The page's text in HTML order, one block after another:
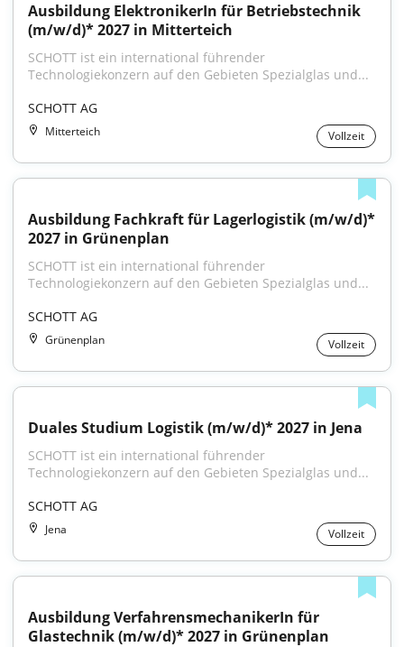
Ausbildung ElektronikerIn für Betriebstechnik
(m/w/d)* 2027 in Mitterteich
SCHOTT ist ein international führender
Technologiekonzern auf den Gebieten Spezialglas und...
SCHOTT AG
Mitterteich Vollzeit
Ausbildung Fachkraft für Lagerlogistik (m/w/d)*
2027 in Grünenplan
SCHOTT ist ein international führender
Technologiekonzern auf den Gebieten Spezialglas und...
SCHOTT AG
Grünenplan Vollzeit
Duales Studium Logistik (m/w/d)* 2027 in Jena
SCHOTT ist ein international führender
Technologiekonzern auf den Gebieten Spezialglas und...
SCHOTT AG
Jena Vollzeit
Ausbildung VerfahrensmechanikerIn für
Glastechnik (m/w/d)* 2027 in Grünenplan